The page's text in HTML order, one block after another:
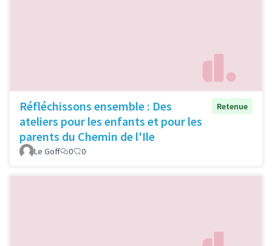
Réfléchissons ensemble : Des
ateliers pour les enfants et pour les
parents du Chemin de l'Ile
Retenue
Le Goff 0 0